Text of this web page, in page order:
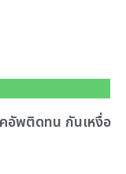
อัพติดทน กันเหงื่อ